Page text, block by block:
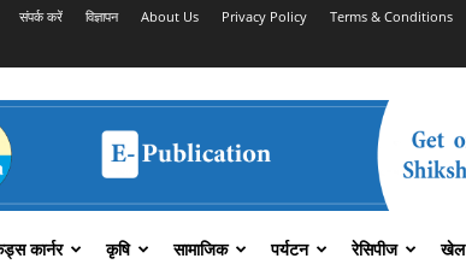
संपर्क करें विज्ञापन About Us Privacy Policy Terms & Conditions
कार्नर कृषि सामाजिक पर्यटन रेसिपीज खेल